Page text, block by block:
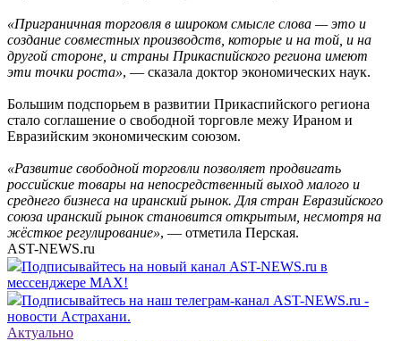
«Приграничная торговля в широком смысле слова — это и
создание совместных производств, которые и на той, и на
другой стороне, и страны Прикаспийского региона имеют
эти точки роста», — сказала доктор экономических наук.
Большим подспорьем в развитии Прикаспийского региона
стало соглашение о свободной торговле межу Ираном и
Евразийским экономическим союзом.
«Развитие свободной торговли позволяет продвигать
российские товары на непосредственный выход малого и
среднего бизнеса на иранский рынок. Для стран Евразийского
союза иранский рынок становится открытым, несмотря на
жёсткое регулирование», — отметила Перская.
AST-NEWS.ru
Подписывайтесь на новый канал AST-NEWS.ru в
мессенджере MAX!
Подписывайтесь на наш телеграм-канал AST-NEWS.ru -
новости Астрахани.
Актуально